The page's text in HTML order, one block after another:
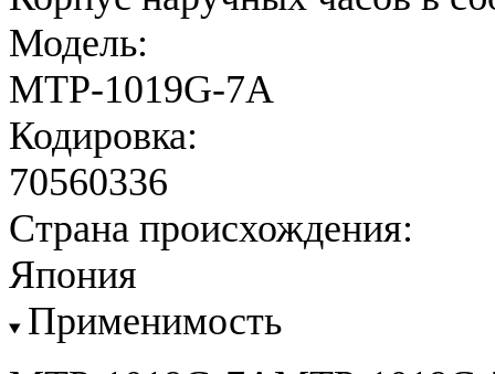
Модель:
MTP-1019G-7A
Кодировка:
70560336
Страна происхождения:
Япония
Применимость